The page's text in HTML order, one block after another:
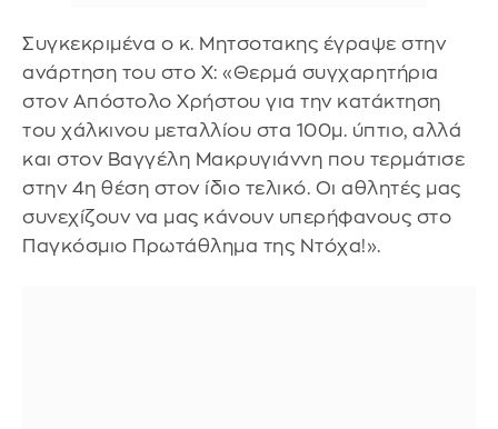
Συγκεκριμένα ο κ. Μητσοτακης έγραψε στην
ανάρτηση του στο Χ: «Θερμά συγχαρητήρια
στον Απόστολο Χρήστου για την κατάκτηση
του χάλκινου μεταλλίου στα 100μ. ύπτιο, αλλά
και στον Βαγγέλη Μακρυγιάννη που τερμάτισε
στην 4η θέση στον ίδιο τελικό. Οι αθλητές μας
συνεχίζουν να μας κάνουν υπερήφανους στο
Παγκόσμιο Πρωτάθλημα της Ντόχα!».